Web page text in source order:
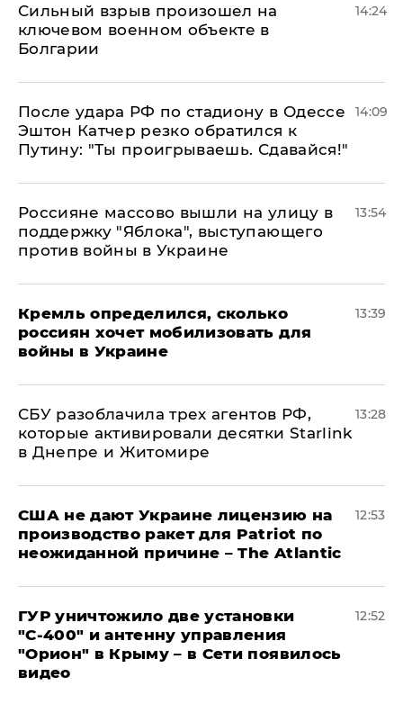
Сильный взрыв произошел на
ключевом военном объекте в
Болгарии
14:24
После удара РФ по стадиону в Одессе
Эштон Катчер резко обратился к
Путину: "Ты проигрываешь. Сдавайся!"
14:09
Россияне массово вышли на улицу в
поддержку "Яблока", выступающего
против войны в Украине
13:54
Кремль определился, сколько
россиян хочет мобилизовать для
войны в Украине
13:39
СБУ разоблачила трех агентов РФ,
которые активировали десятки Starlink
в Днепре и Житомире
13:28
США не дают Украине лицензию на
производство ракет для Patriot по
неожиданной причине – The Atlantic
12:53
ГУР уничтожило две установки
"С‑400" и антенну управления
"Орион" в Крыму – в Сети появилось
видео
12:52